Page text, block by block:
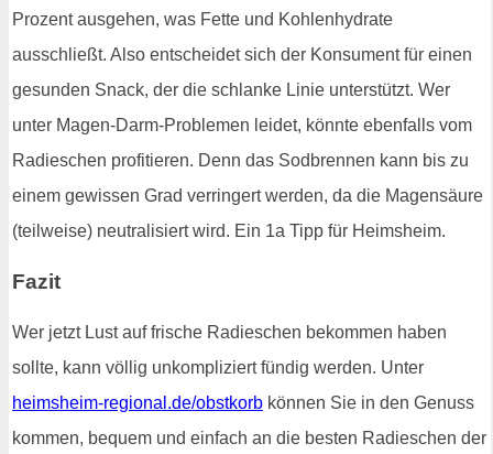
Prozent ausgehen, was Fette und Kohlenhydrate
ausschließt. Also entscheidet sich der Konsument für einen
gesunden Snack, der die schlanke Linie unterstützt. Wer
unter Magen-Darm-Problemen leidet, könnte ebenfalls vom
Radieschen profitieren. Denn das Sodbrennen kann bis zu
einem gewissen Grad verringert werden, da die Magensäure
(teilweise) neutralisiert wird. Ein 1a Tipp für Heimsheim.
Fazit
Wer jetzt Lust auf frische Radieschen bekommen haben
sollte, kann völlig unkompliziert fündig werden. Unter
heimsheim-regional.de/obstkorb können Sie in den Genuss
kommen, bequem und einfach an die besten Radieschen der